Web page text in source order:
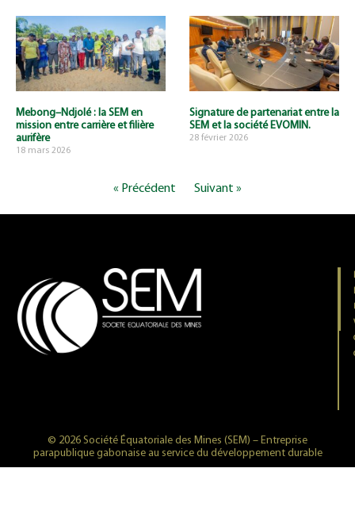
Mebong–Ndjolé : la SEM en
mission entre carrière et filière
aurifère
18 mars 2026
Signature de partenariat entre la
SEM et la société EVOMIN.
28 février 2026
« Précédent Suivant »
© 2026 Société Équatoriale des Mines (SEM) – Entreprise
parapublique gabonaise au service du développement durable